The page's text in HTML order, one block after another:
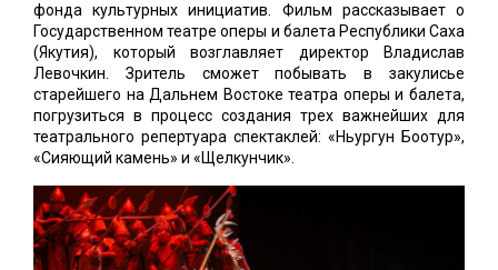
фонда культурных инициатив. Фильм рассказывает о
Государственном театре оперы и балета Республики Саха
(Якутия), который возглавляет директор Владислав
Левочкин. Зритель сможет побывать в закулисье
старейшего на Дальнем Востоке театра оперы и балета,
погрузиться в процесс создания трех важнейших для
театрального репертуара спектаклей: «Ньургун Боотур»,
«Сияющий камень» и «Щелкунчик».